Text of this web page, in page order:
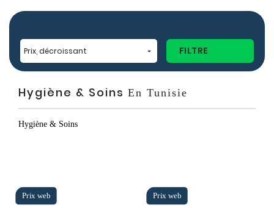
Prix, décroissant  FILTRE
Hygiène & Soins En Tunisie
Hygiène & Soins